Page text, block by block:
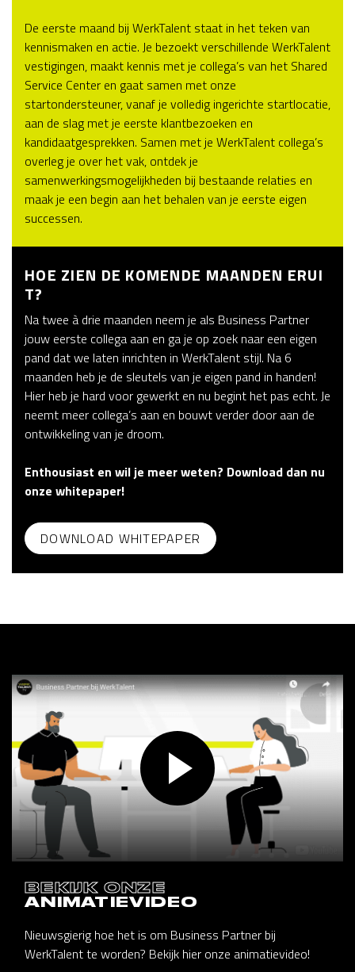
De eerste maand bij WerkTalent staat in het teken van
kennismaken en actie. Je bezoekt verschillende WerkTalent
vestigingen, maakt kennis met je collega’s van het Shared
Service Center en gaat samen met onze
startondersteuner, vanaf je volledig ingerichte startlocatie,
aan de slag met je eerste klantbezoeken en
kandidaatgesprekken. Samen met je WerkTalent collega’s
overleg je over het vak, ontdek je
samenwerkingsmogelijkheden bij bestaande relaties en
maak je een begin aan het behalen van je eerste eigen
successen.
HOE ZIEN DE KOMENDE MAANDEN ERUI
T?
Na twee à drie maanden neem je als Business Partner
jouw eerste collega aan en ga je op zoek naar een eigen
pand dat we laten inrichten in WerkTalent stijl. Na 6
maanden heb je de sleutels van je eigen pand in handen!
Hier heb je hard voor gewerkt en nu begint het pas echt. Je
neemt meer collega’s aan en bouwt verder door aan de
ontwikkeling van je droom.
Enthousiast en wil je meer weten? Download dan nu
onze whitepaper!
DOWNLOAD WHITEPAPER
BEKIJK ONZE
ANIMATIEVIDEO
Nieuwsgierig hoe het is om Business Partner bij
WerkTalent te worden? Bekijk hier onze animatievideo!